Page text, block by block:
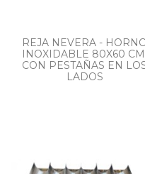
REJA NEVERA -
INOXIDABLE 80X60
CON PESTAÑAS EN
LADOS